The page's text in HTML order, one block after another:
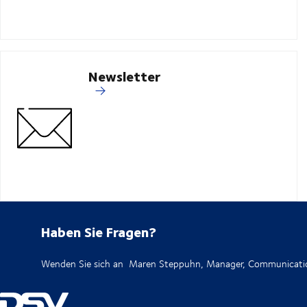
Newsletter
Haben Sie Fragen?
Wenden Sie sich an Maren Steppuhn, Manager,